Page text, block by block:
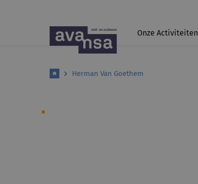
Onze Activiteiten
Herman Van Goethem